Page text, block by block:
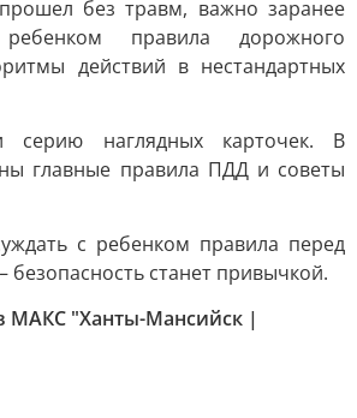
без травм, важно заранее
правила дорожного
действий в нестандартных
серию наглядных карточек. В
главные правила ПДД и советы
с ребенком правила перед
безопасность станет привычкой.
МАКС "Ханты-Мансийск |